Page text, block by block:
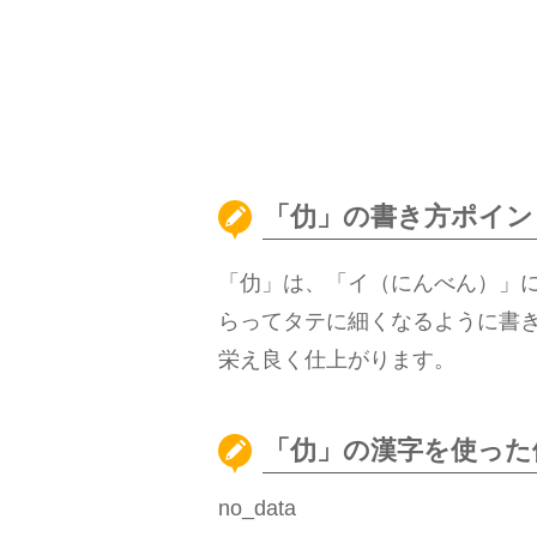
「仂」の書き方ポイ
「仂」は、「イ（にんべん）
らってタテに細くなるように書
栄え良く仕上がります。
「仂」の漢字を使っ
no_data